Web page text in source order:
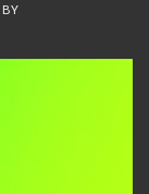
BY